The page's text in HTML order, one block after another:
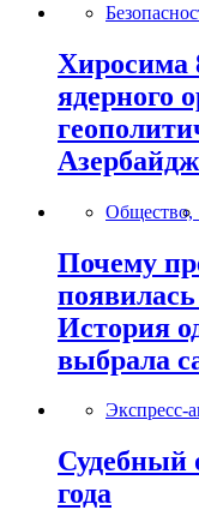
Хиросима
ядерного
Общество,
Почему
История
выбрала
Экспресс-
Судебный
года